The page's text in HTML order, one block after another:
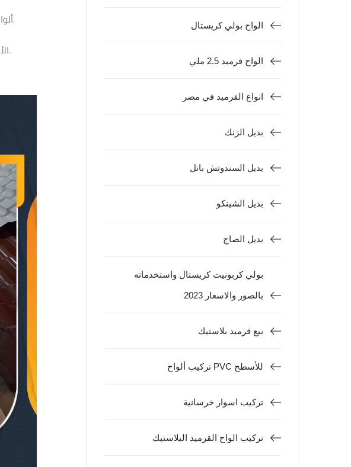
4- ألواح الفيبرجلاس: وهي خفيفة ومقاومة للتآكل والتآكل. يمكن استخدامها في السفن، الأثاث وغيرها.
5- الألواح البلاستيكية: وهي أقل كلفة وشائعة الاستخدام في صناعة الحاويات والمنتجات الاستهلاكية.
الواح بولي كريستال
الواح قرميد 2.5 ملي
انواع القرميد في مصر
بديل الزنك
بديل السندوتش بانل
بديل الشينكو
بديل الصاج
بولي كربونيت كريستال واستخدماته
بالصور والاسعار 2023
بيع قرميد بلاستيك
تركيب ألواح PVC للأسطح
تركيب اسوار خرسانية
تركيب الواح القرميد البلاستيك